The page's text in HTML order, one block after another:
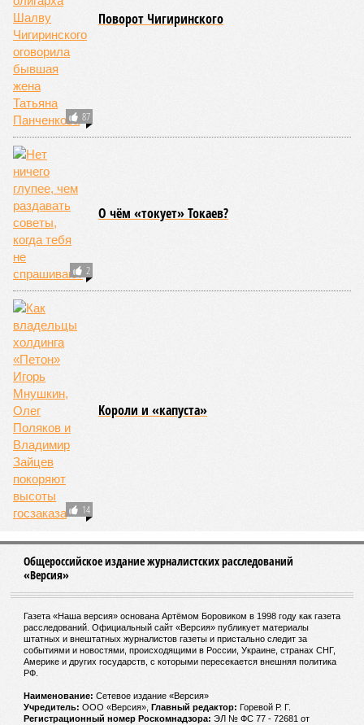
87
Поворот Чигиринского
2
О чём «токует» Токаев?
14
Kороли и «капуста»
Общероссийское издание журналистских расследований
«Версия»
Газета «Наша версия» основана Артёмом Боровиком в 1998 году как газета
расследований. Официальный сайт «Версия» публикует материалы
штатных и внештатных журналистов газеты и пристально следит за
событиями и новостями, происходящими в России, Украине, странах СНГ,
Америке и других государств, с которыми пересекается внешняя политика
РФ.
Наименование: Cетевое издание «Версия»
Учредитель: ООО «Версия», Главный редактор: Горевой Р. Г.
Регистрационный номер Роскомнадзора: ЭЛ № ФС 77 - 72681 от